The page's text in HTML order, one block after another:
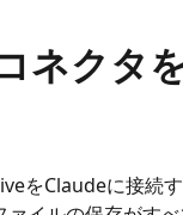
ネクタ
をClaudeに接続